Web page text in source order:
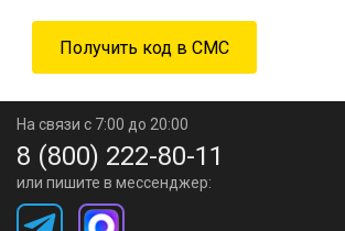
На связи с 7:00 до 20:00
8 (800) 222-80-11
или пишите в мессенджер: